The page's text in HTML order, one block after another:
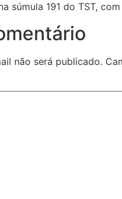
súmula 191 do TST,
não será publicado.